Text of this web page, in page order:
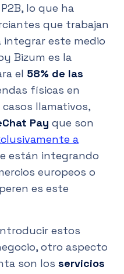
lo que ha
que trabajan
este medio
Bizum es la
el 58% de las
físicas en
casos llamativos,
Pay que son
a
están integrando
europeos o
es este
estos
otro aspecto
son los servicios